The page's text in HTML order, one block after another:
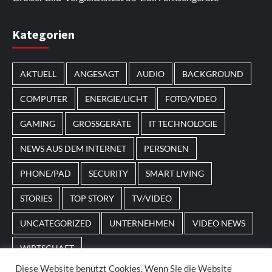
Im Laufe des Jahres erscheinen thematische
Spielautomaten mit passenden Designs. Im Bereich
vonMagneticslotskönnen solche saisonalen Slots
beispielsweise an Feiertage oder besondere Events
angepasst sein.
Kategorien
AKTUELL ANGESAGT AUDIO BACKGROUND
COMPUTER ENERGIE/LICHT FOTO/VIDEO
GAMING GROSSGERÄTE IT TECHNOLOGIE
NEWS AUS DEM INTERNET PERSONEN
PHONE/PAD SECURITY SMART LIVING
STORIES TOP STORY TV/VIDEO
UNCATEGORIZED UNTERNEHMEN VIDEO NEWS
WIRTSCHAFT
Diese Website benutzt Cookies. Wenn Sie die Website